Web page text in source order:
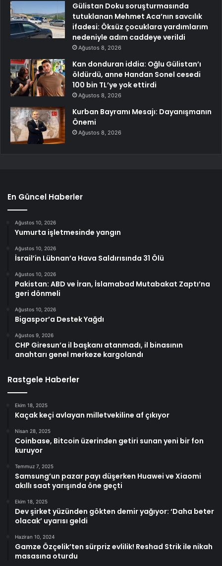
Gülistan Doku soruşturmasında
tutuklanan Mehmet Aca’nın savcılık
ifadesi: Öksüz çocuklara yardımlarım
nedeniyle adım caddeye verildi
Ağustos 8, 2026
Kan donduran iddia: Oğlu Gülistan’ı
öldürdü, anne Handan Sonel cesedi
100 bin TL’ye yok ettirdi
Ağustos 8, 2026
Kurban Bayramı Mesajı: Dayanışmanın
Önemi
Ağustos 8, 2026
En Güncel Haberler
Ağustos 10, 2026
Yumurta işletmesinde yangın
Ağustos 10, 2026
İsrail’in Lübnan’a Hava Saldırısında 31 Ölü
Ağustos 10, 2026
Pakistan: ABD ve İran, İslamabad Mutabakat Zaptı’na
geri dönmeli
Ağustos 10, 2026
Bigaspor’a Destek Yağdı
Ağustos 9, 2026
CHP Giresun’a il başkanı atanmadı, il binasının
anahtarı genel merkeze kargolandı
Rastgele Haberler
Ekim 18, 2025
Kaçak keçi avlayan milletvekiline af çıkıyor
Nisan 28, 2025
Coinbase, Bitcoin üzerinden getiri sunan yeni bir fon
kuruyor
Temmuz 7, 2025
Samsung’un pazar payı düşerken Huawei ve Xiaomi
akıllı saat yarışında öne geçti
Ekim 18, 2025
Dev şirket yüzünden gökten demir yağıyor: ‘Daha beter
olacak’ uyarısı geldi
Haziran 10, 2024
Gamze Özçelik’ten sürpriz evlilik! Reshad Strik ile nikah
masasına oturdu